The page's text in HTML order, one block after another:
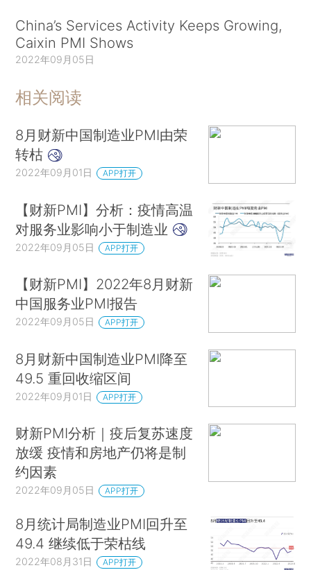
China’s Services Activity Keeps Growing,
Caixin PMI Shows
2022年09月05日
相关阅读
8月财新中国制造业PMI由荣
转枯
2022年09月01日 APP打开
【财新PMI】分析：疫情高温
对服务业影响小于制造业
2022年09月05日 APP打开
【财新PMI】2022年8月财新
中国服务业PMI报告
2022年09月05日 APP打开
8月财新中国制造业PMI降至
49.5 重回收缩区间
2022年09月01日 APP打开
财新PMI分析｜疫后复苏速度
放缓 疫情和房地产仍将是制
约因素
2022年09月05日 APP打开
8月统计局制造业PMI回升至
49.4 继续低于荣枯线
2022年08月31日 APP打开